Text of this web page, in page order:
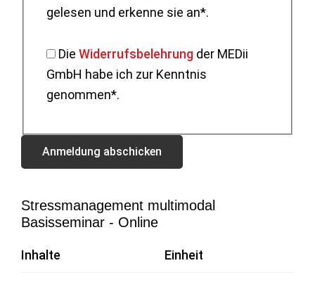
gelesen und erkenne sie an*.
Die Widerrufsbelehrungder MEDii
GmbH habe ich zur Kenntnis
genommen*.
Stressmanagement multimodal
Basisseminar - Online
Inhalte Einheit